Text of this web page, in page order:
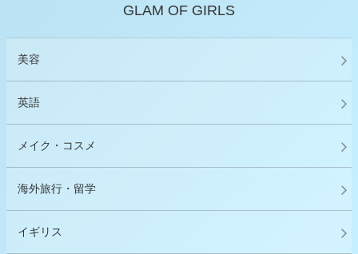
GLAM OF GIRLS
美容
英語
メイク・コスメ
海外旅行・留学
イギリス